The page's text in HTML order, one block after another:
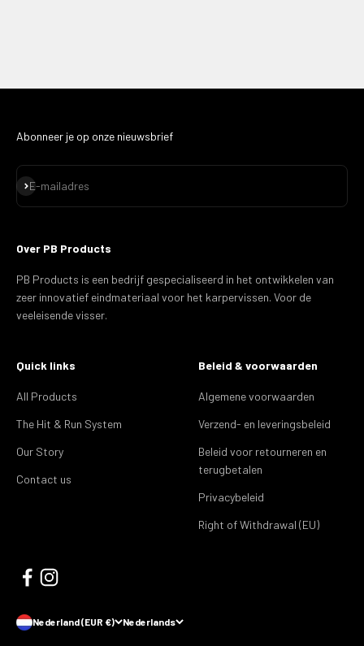
Abonneer je op onze nieuwsbrief
E-mailadres
Abonneren
Over PB Products
PB Products is een bedrijf gespecialiseerd in het ontwikkelen van
zeer innovatief eindmateriaal voor het karpervissen. Voor de
veeleisende visser.
Quick links
All Products
The Hit & Run System
Our Story
Contact us
Beleid & voorwaarden
Algemene voorwaarden
Verzend- en leveringsbeleid
Beleid voor retourneren en
terugbetalen
Privacybeleid
Right of Withdrawal (EU)
Nederland (EUR €) Nederlands